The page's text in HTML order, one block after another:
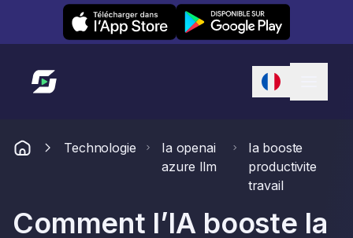
Leexi on iOS Leexi on Android
Lien vers l'accueil
Technologie
Ia openai
azure llm
Ia booste
productivite
travail
Comment l’IA booste la